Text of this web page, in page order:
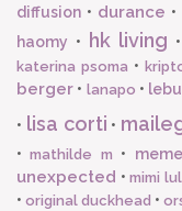
diffusion • durance •
haomy • hk living •
katerina psoma •
berger • lanapo •
• lisa corti •
•mathilde m •
unexpected •mimi
•original duckhead •